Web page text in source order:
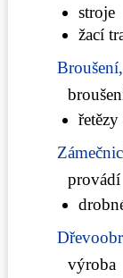
stroje
žací
provádí
výroba